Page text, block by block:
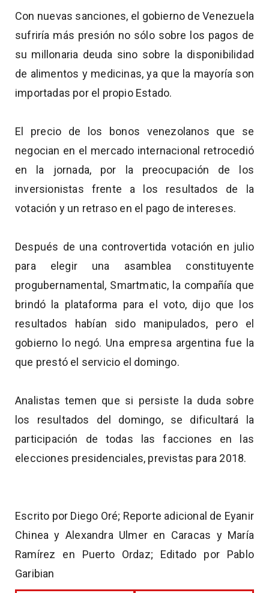
Con nuevas sanciones, el gobierno de Venezuela
sufriría más presión no sólo sobre los pagos de
su millonaria deuda sino sobre la disponibilidad
de alimentos y medicinas, ya que la mayoría son
importadas por el propio Estado.
El precio de los bonos venezolanos que se
negocian en el mercado internacional retrocedió
en la jornada, por la preocupación de los
inversionistas frente a los resultados de la
votación y un retraso en el pago de intereses.
Después de una controvertida votación en julio
para elegir una asamblea constituyente
progubernamental, Smartmatic, la compañía que
brindó la plataforma para el voto, dijo que los
resultados habían sido manipulados, pero el
gobierno lo negó. Una empresa argentina fue la
que prestó el servicio el domingo.
Analistas temen que si persiste la duda sobre
los resultados del domingo, se dificultará la
participación de todas las facciones en las
elecciones presidenciales, previstas para 2018.
Escrito por Diego Oré; Reporte adicional de Eyanir
Chinea y Alexandra Ulmer en Caracas y María
Ramírez en Puerto Ordaz; Editado por Pablo
Garibian